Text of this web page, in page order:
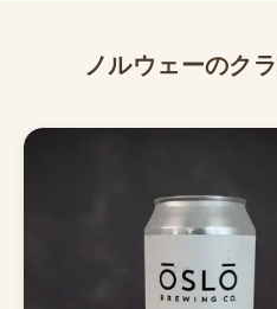
ノルウェーのク